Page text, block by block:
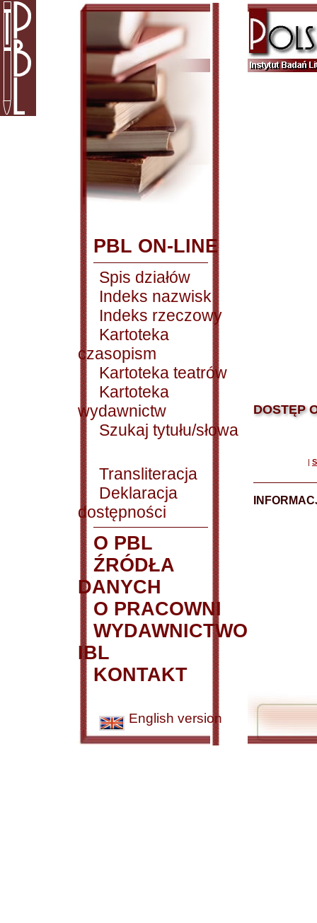
PBL ON-LINE
Spis działów
Indeks nazwisk
Indeks rzeczowy
Kartoteka
czasopism
Kartoteka teatrów
Kartoteka
wydawnictw
Szukaj tytułu/słowa
Transliteracja
Deklaracja
dostępności
O PBL
ŹRÓDŁA
DANYCH
O PRACOWNI
WYDAWNICTWO
IBL
KONTAKT
English version
DOSTĘP
|